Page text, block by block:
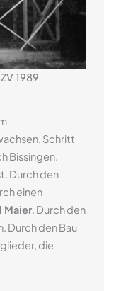
1989
Schritt
Bissingen.
Durch den
einen
Maier. Durch den
Durch den Bau
die